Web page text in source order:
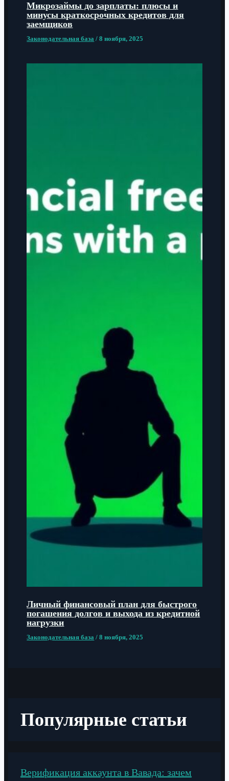
Микрозаймы до зарплаты: плюсы и
минусы краткосрочных кредитов для
заемщиков
Законодательная база /8 ноября, 2025
Личный финансовый план для быстрого
погашения долгов и выхода из кредитной
нагрузки
Законодательная база /8 ноября, 2025
Популярные статьи
Верификация аккаунта в Вавада: зачем